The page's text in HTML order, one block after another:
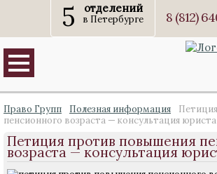
5 отделений
в Петербурге 8 (812)
Право Групп Полезная информация
пенсионного возраста — консультация юриста
Петиция против повышения
возраста — консультация